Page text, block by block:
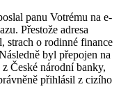
panu Votrému na e-
Přestože adresa
strach o rodinné finance
byl přepojen na
České národní banky,
přihlásil z cizího